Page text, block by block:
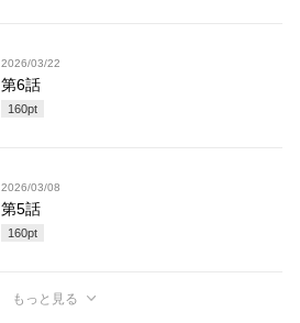
2026/03/22
第6話
160pt
2026/03/08
第5話
160pt
もっと見る